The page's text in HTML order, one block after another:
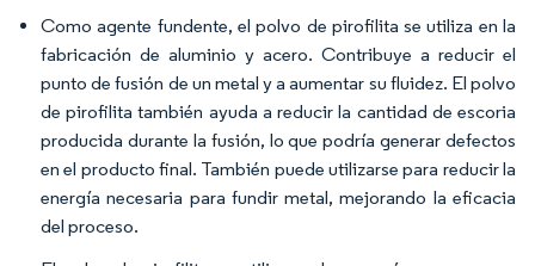
Como agente fundente, el polvo de pirofilita se utiliza en la
fabricación de aluminio y acero. Contribuye a reducir el
punto de fusión de un metal y a aumentar su fluidez. El polvo
de pirofilita también ayuda a reducir la cantidad de escoria
producida durante la fusión, lo que podría generar defectos
en el producto final. También puede utilizarse para reducir la
energía necesaria para fundir metal, mejorando la eficacia
del proceso.